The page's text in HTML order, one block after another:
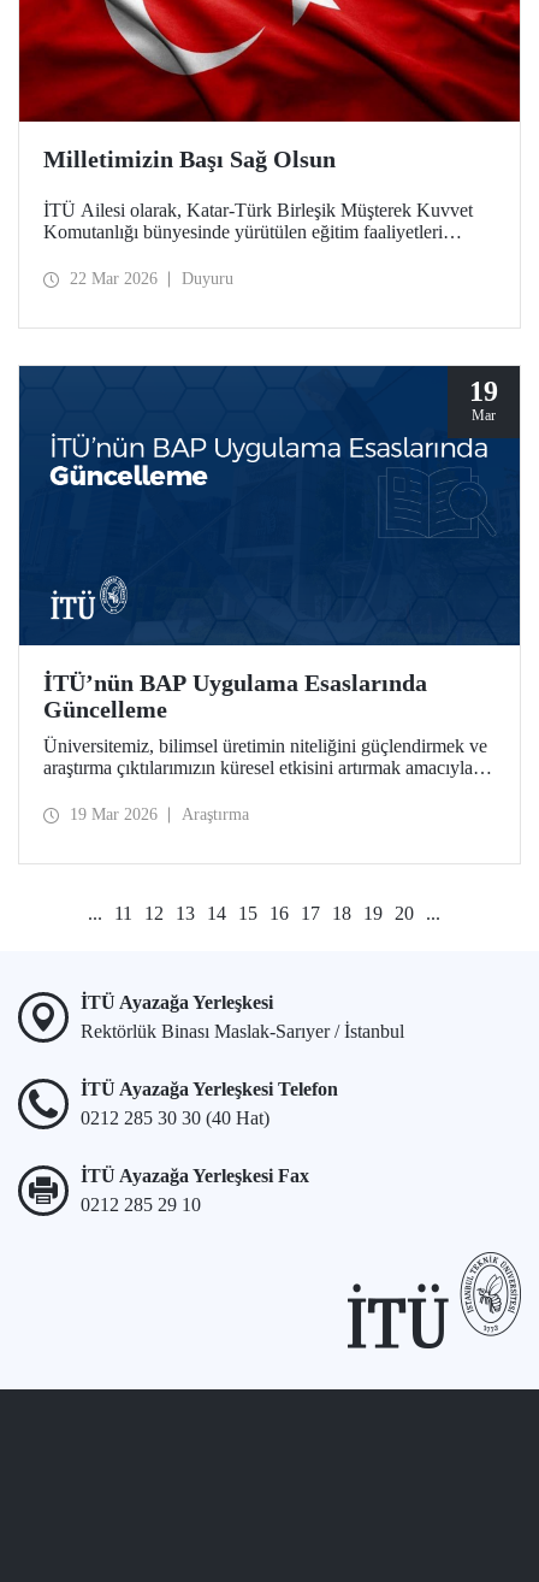
Milletimizin Başı Sağ Olsun
İTÜ Ailesi olarak, Katar-Türk Birleşik Müşterek Kuvvet
Komutanlığı bünyesinde yürütülen eğitim faaliyetleri
kaza kırıma uğraması sonucu şehit olan Türk Silahlı
22 Mar 2026 Duyuru
19
Mar
İTÜ’nün BAP Uygulama Esaslarında
Güncelleme
Üniversitemiz, bilimsel üretimin niteliğini güçlendirmek ve
araştırma çıktılarımızın küresel etkisini artırmak amacıyla
güncellemeleri hayata geçirdi.
19 Mar 2026 Araştırma
... 11 12 13 14 15 16 17 18 19 20 ...
İTÜ Ayazağa Yerleşkesi
Rektörlük Binası Maslak-Sarıyer / İstanbul
İTÜ Ayazağa Yerleşkesi Telefon
0212 285 30 30 (40 Hat)
İTÜ Ayazağa Yerleşkesi Fax
0212 285 29 10